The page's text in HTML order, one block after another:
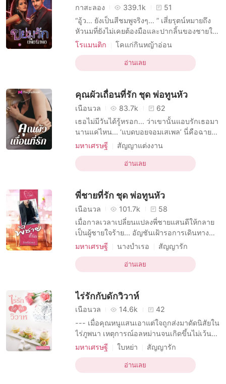
กาสะลอง 339.1k
51
“อู้ว… ยังเป็นสีชมพูจริงๆ… ” เสี่ยรุตน์หมายถึง
หัวนมที่ยังไม่เคยต้องมือและปากลิ้นของชายใด
มาก่อน รีบกดริมฝีปากครอบดูดลนลานราวกับ
ข่มกลั้นเสียงร้อง ทว่ามันยิ่งทำให้เสี่ยรุตน์
ชอบใจ กดใบหน้าซุกไซ้เต้าเนื้อพร้อมกับวนลิ้น
โรแมนติก
โคแก่กินหญ้าอ่อน
บทบาทที่เป็นชายหล่อ
บทบาทที่มีเสน่ห์ หญิง
R-18
การมีเพศสัมพันธ์ครั้งแรก
อ่านเลย
คุณผัวเถื่อนที่รัก ชุด พ่อทูนหัว
เนื้อนวล 83.7k
62
เธอไม่มีวันได้รู้หรอก... ว่าเขานั้นแอบรักเธอมา
นานแค่ไหน... ‘แบดบอยจอมเสเพล’ นี่คือฉายา
ของ แม็กซิมัส แบร์นาร์ด อนันต์ทรัพย์ หนุ่มลูก
ครึ่งไทย-ฝรั่งเศส ชายหนุ่มผู้มีรูปโฉมงดงาม
ราวกับเทพบุตรกรีก แต่ชีวิตกลับบัดซบไม่มีชิ้นดี
เขาติดคุกแทนน้องชายต่างมารดาด้วยเหตุผลที่
มหาเศรษฐี
สัญญาแต่งงาน
บทบาทที่ขี้อาย หญิง
บทบาทที่มีเสน่ห์ ชาย
โรแมนติก
ความปรารถนาทางเพศ
อ่านเลย
พี่ชายที่รัก ชุด พ่อทูนหัว
เนื้อนวล 101.7k
58
เมื่อกาลเวลาเปลี่ยนแปลงพี่ชายแสนดีให้กลาย
เป็นผู้ชายใจร้าย... อัญชันเฝ้ารอการเดินทาง
กลับมาของเคียร์ส เบนด์เนอร์ด้วยหัวใจที่เต็ม
เปี่ยมไปด้วยความภักดี แต่ทันทีที่พบหน้า พี่ชาย
คนที่เคยแสนดีครั้งในอดีต ก็แสดงทีท่าห่างเหิน
เย็นชา และทำราวกับว่าน้องสาวคนนี้เป็นเพียง
มหาเศรษฐี นางบำเรอ
สัญญารัก
บทบาทที่เป็นชายหล่อ
บทบาทที่มีเสน่ห์ ชาย
ทาสทางเพศ
ความรักในวัยเด็ก
อ่านเลย
ไร่รักกับดักวิวาห์
เนื้อนวล 14.6k
42
--- เมื่อคุณหนูแสนเอาแต่ใจถูกส่งมาดัดนิสัยใน
ไร่ภูพนา เหตุการณ์อลหม่านจนเกิดขึ้นไม่เว้น
แต่ละวัน --- “แหวะๆๆๆๆๆ” เอกกวียืนท้าว
สะเอวมองคุณหนูตัวร้ายที่กำลังโก่งคออาเจียน
เอาอาหารเช้าออกมาจนหมดไส้หมดพุงอย่าง
อ่อนอกอ่อนใจ “จะอ้วกจนตายไปข้างเลยหรือไง
มหาเศรษฐี ใบหย่า
สัญญารัก
บทบาทที่เป็นชายหล่อ
บทบาทที่ดื้อรั้น หญิง
โรแมนติก
ความปรารถนาทางเพศ
อ่านเลย